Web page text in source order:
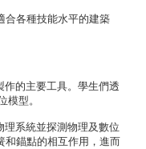
合各種技能水平的建築
的主要工具。學生們透
模型。
系統並探測物理及數位
和錨點的相互作用，進而